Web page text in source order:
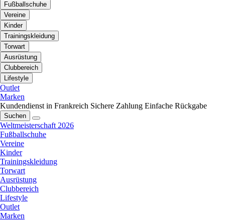
Fußballschuhe
Vereine
Kinder
Trainingskleidung
Torwart
Ausrüstung
Clubbereich
Lifestyle
Outlet
Marken
Kundendienst in Frankreich Sichere Zahlung Einfache Rückgabe
Suchen
Weltmeisterschaft 2026
Fußballschuhe
Vereine
Kinder
Trainingskleidung
Torwart
Ausrüstung
Clubbereich
Lifestyle
Outlet
Marken